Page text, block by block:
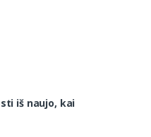
iš naujo, kai